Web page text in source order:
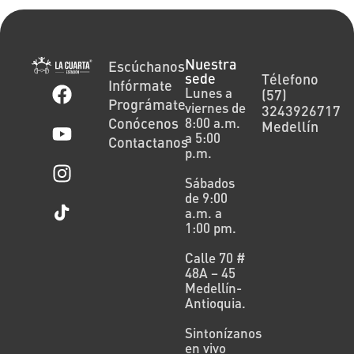
Escúchanos
Infórmate
Prográmate
Conócenos
Contactanos
Nuestra
sede
Lunes a
viernes de
8:00 a.m.
a 5:00
p.m.
Sábados
de 9:00
a.m. a
1:00 pm.
Calle 70 #
48A – 45
Medellín-
Antioquia.
Sintonízanos
en vivo
Télefono
(57)
3243926717
Medellín